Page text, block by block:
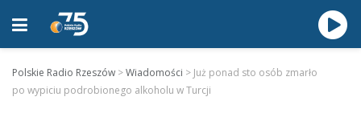
Polskie Radio Rzeszów >Wiadomości > Już ponad sto osób zmarło
po wypiciu podrobionego alkoholu w Turcji